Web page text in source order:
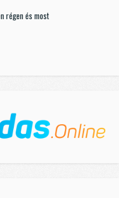
régen és most